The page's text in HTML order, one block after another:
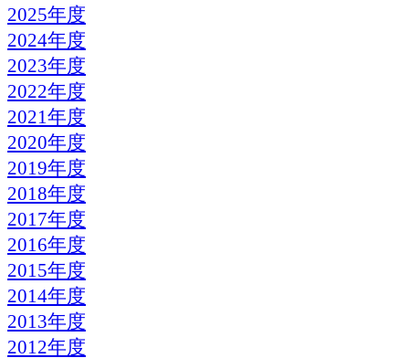
2025年度
2024年度
2023年度
2022年度
2021年度
2020年度
2019年度
2018年度
2017年度
2016年度
2015年度
2014年度
2013年度
2012年度